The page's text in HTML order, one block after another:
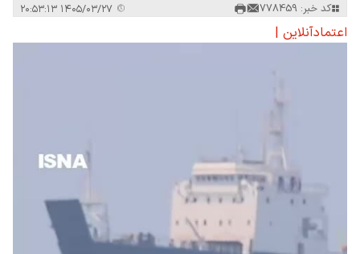
کد خبر: 778459
اعتمادآنلاین |